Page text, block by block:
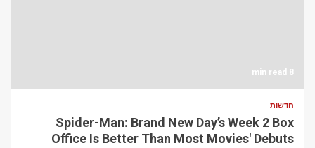
8 min read
חדשות
Spider-Man: Brand New Day’s Week 2 Box
Office Is Better Than Most Movies' Debuts